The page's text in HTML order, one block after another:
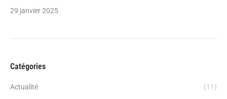
29 janvier 2025
Catégories
Actualité
(11)